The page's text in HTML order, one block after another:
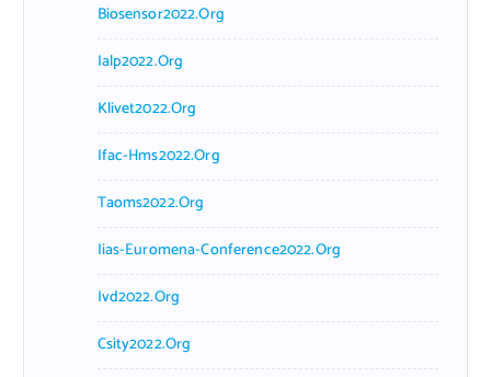
Biosensor2022.org
Ialp2022.org
Klivet2022.org
Ifac-Hms2022.org
Taoms2022.org
Iias-Euromena-Conference2022.org
Ivd2022.org
Csity2022.org